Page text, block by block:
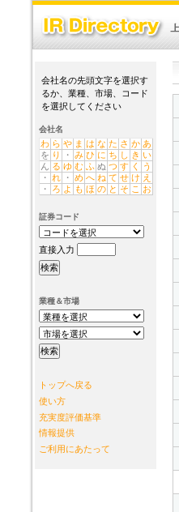
会社名の先頭文字を選択す
るか、業種、市場、コード
を選択してください
会社名
わ ら や ま は な た さ か あ
を り ・ み ひ に ち し き い
ん る ゆ む ふ ぬ つ す く
う
・ れ ・ め へ ね て せ け え
・
ろ よ も ほ の と そ こ お
証券コード
直接入力
業種＆市場
トップへ戻る
使い方
充実度評価基準
情報提供
ご利用にあたって